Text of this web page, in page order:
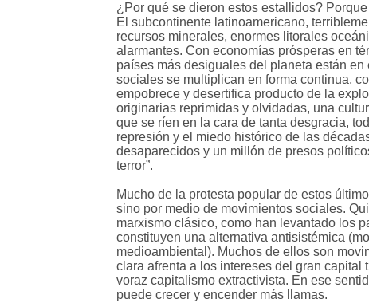
¿Por qué se dieron estos estallidos?
El subcontinente latinoamericano,
recursos minerales, enormes litorales
alarmantes. Con economías prósperas en
países más desiguales del planeta están
sociales se multiplican en forma continua,
empobrece y desertifica producto de la
originarias reprimidas y olvidadas, una
que se ríen en la cara de tanta desgracia,
represión y el miedo histórico de las
desaparecidos y un millón de presos
terror”.
Mucho de la protesta popular de estos
sino por medio de movimientos sociales.
marxismo clásico, como han levantado los
constituyen una alternativa antisistémica
medioambiental). Muchos de ellos son
clara afrenta a los intereses del gran
voraz capitalismo extractivista. En ese
puede crecer y encender más llamas.